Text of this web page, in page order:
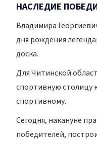
НАСЛЕДИЕ
Владимира
дня рождения
доска.
Для Читинской
спортивную столицу
спортивному.
Сегодня, накануне
победителей,